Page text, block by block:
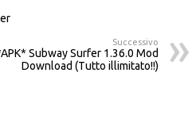
Successivo
Subway Surfer 1.36.0 Mod
Download (Tutto illimitato!!)